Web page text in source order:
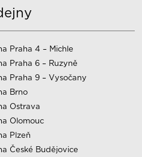
Praha 4 – Michle
Praha 6 – Ruzyně
Praha 9 – Vysočany
Brno
Ostrava
Olomouc
Plzeň
České Budějovice